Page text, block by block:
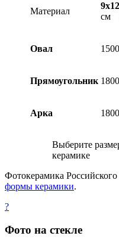
Материал
9х12
см
Овал 1500
Прямоугольник 1800
Арка 1800
Выберите
керамике
Фотокерамика Российского
формы керамики.
?
Фото на стекле